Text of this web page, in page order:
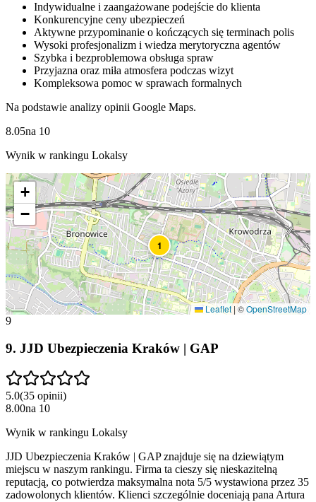
Indywidualne i zaangażowane podejście do klienta
Konkurencyjne ceny ubezpieczeń
Aktywne przypominanie o kończących się terminach polis
Wysoki profesjonalizm i wiedza merytoryczna agentów
Szybka i bezproblemowa obsługa spraw
Przyjazna oraz miła atmosfera podczas wizyt
Kompleksowa pomoc w sprawach formalnych
Na podstawie analizy opinii Google Maps.
8.05na 10
Wynik w rankingu Lokalsy
1
+
−
Leaflet |©OpenStreetMap
9
9. JJD Ubezpieczenia Kraków | GAP
5.0(35 opinii)
8.00na 10
Wynik w rankingu Lokalsy
JJD Ubezpieczenia Kraków | GAP znajduje się na dziewiątym
miejscu w naszym rankingu. Firma ta cieszy się nieskazitelną
reputacją, co potwierdza maksymalna nota 5/5 wystawiona przez 35
zadowolonych klientów. Klienci szczególnie doceniają pana Artura